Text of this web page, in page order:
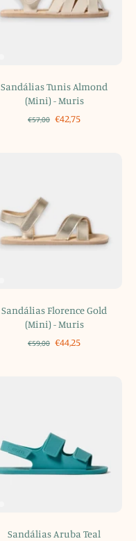
Sandálias Tunis Almond
(Mini) - Muris
€57,00 €42,75
Sandálias Florence Gold
(Mini) - Muris
€59,00 €44,25
Sandálias Aruba Teal